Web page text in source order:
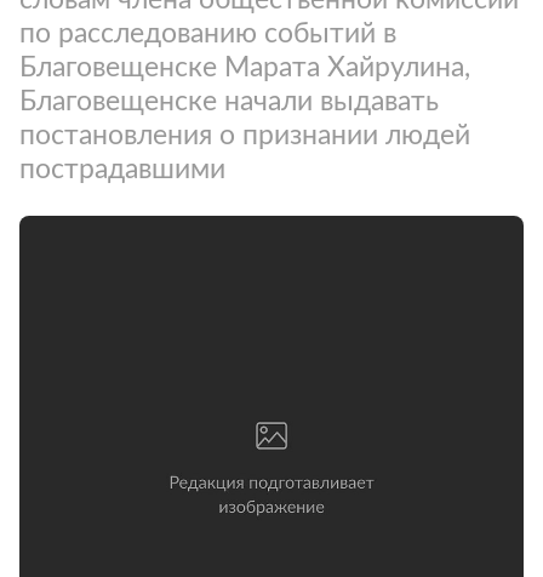
по расследованию событий в
Благовещенске Марата Хайрулина,
Благовещенске начали выдавать
постановления о признании людей
пострадавшими